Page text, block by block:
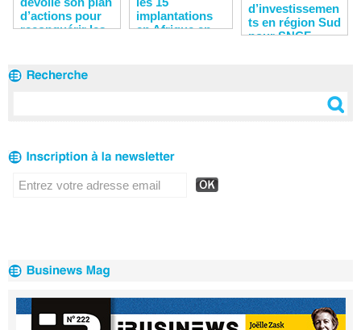
d’actions pour
reconquérir les
implantations
en Afrique en
d’investissemen
ts en région Sud
pour SNCF